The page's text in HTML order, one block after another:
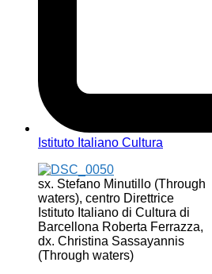
Istituto Italiano Cultura
sx. Stefano Minutillo (Through
waters), centro Direttrice
Istituto Italiano di Cultura di
Barcellona Roberta Ferrazza,
dx. Christina Sassayannis
(Through waters)